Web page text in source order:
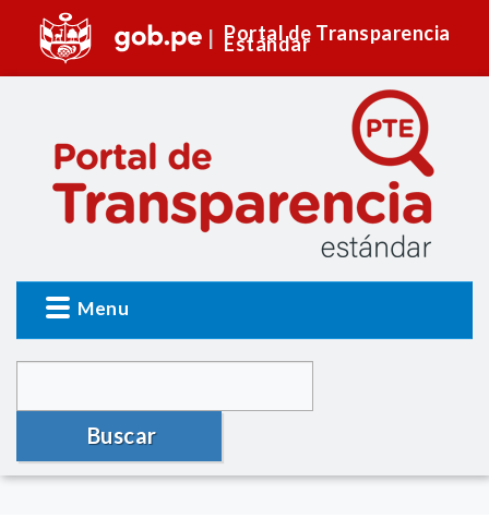
Portal de Transparencia
Estándar
Menu
Buscar